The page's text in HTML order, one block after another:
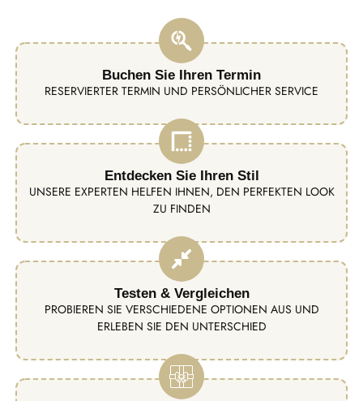
Buchen Sie Ihren Termin
RESERVIERTER TERMIN UND PERSÖNLICHER SERVICE
Entdecken Sie Ihren Stil
UNSERE EXPERTEN HELFEN IHNEN, DEN PERFEKTEN LOOK
ZU FINDEN
Testen & Vergleichen
PROBIEREN SIE VERSCHIEDENE OPTIONEN AUS UND
ERLEBEN SIE DEN UNTERSCHIED